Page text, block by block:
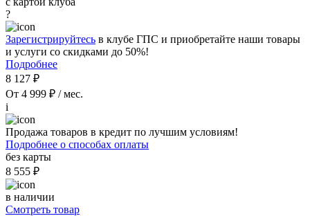
?
Зарегистрируйтесь в клубе ГПС и приобретайте наши товары
и услуги со скидками до 50%!
Подробнее
8 127 ₽
От 4 999 ₽ / мес.
i
Продажа товаров в кредит по лучшим условиям!
Подробнее о способах оплаты
без карты
8 555 ₽
в наличии
Смотреть товар